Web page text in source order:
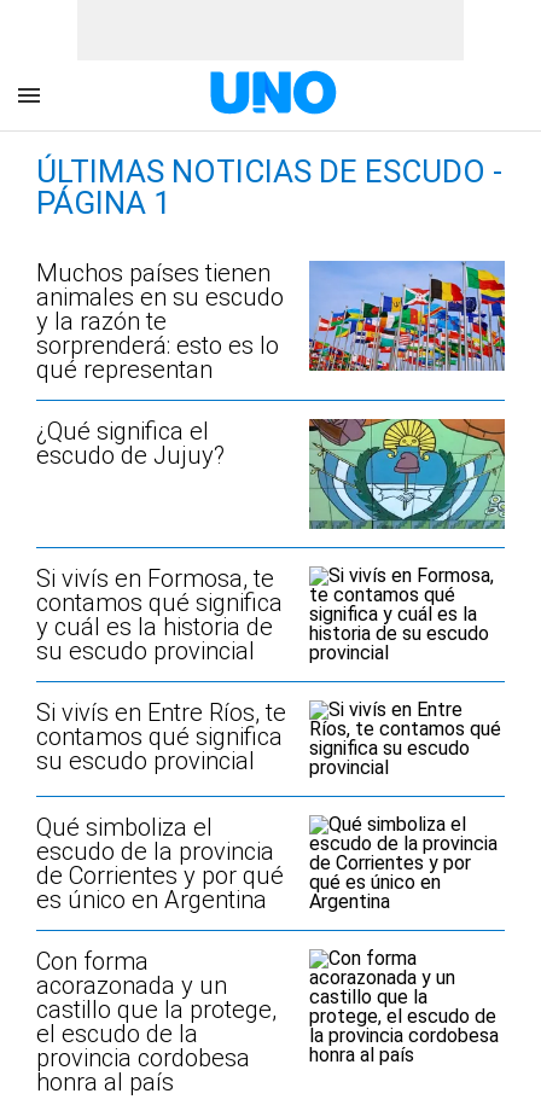
ÚLTIMAS NOTICIAS DE ESCUDO -
PÁGINA 1
Muchos países tienen
animales en su escudo
y la razón te
sorprenderá: esto es lo
qué representan
¿Qué significa el
escudo de Jujuy?
Si vivís en Formosa, te
contamos qué significa
y cuál es la historia de
su escudo provincial
Si vivís en Entre Ríos, te
contamos qué significa
su escudo provincial
Qué simboliza el
escudo de la provincia
de Corrientes y por qué
es único en Argentina
Con forma
acorazonada y un
castillo que la protege,
el escudo de la
provincia cordobesa
honra al país